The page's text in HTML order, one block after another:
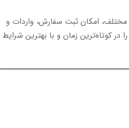
مختلف، امکان ثبت سفارش، واردات و
در کوتاه‌ترین زمان و با بهترین شرایط